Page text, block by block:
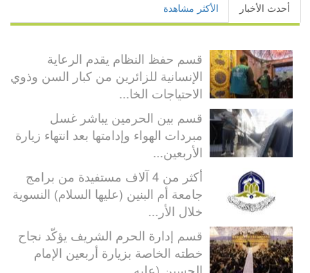
أحدث الأخبار الأكثر مشاهدة
قسم حفظ النظام يقدم الرعاية
الإنسانية للزائرين من كبار السن وذوي
الاحتياجات الخا...
قسم بين الحرمين يباشر غسل
مبردات الهواء وإدامتها بعد انتهاء زيارة
الأربعين...
أكثر من 4 آلاف مستفيدة من برامج
جامعة أم البنين (عليها السلام) النسوية
خلال الأر...
قسم إدارة الحرم الشريف يؤكّد نجاح
خطته الخاصة بزيارة أربعين الإمام